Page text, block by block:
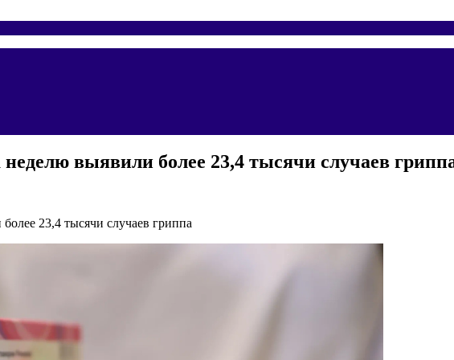
неделю выявили более 23,4 тысячи случаев
23,4 тысячи случаев гриппа